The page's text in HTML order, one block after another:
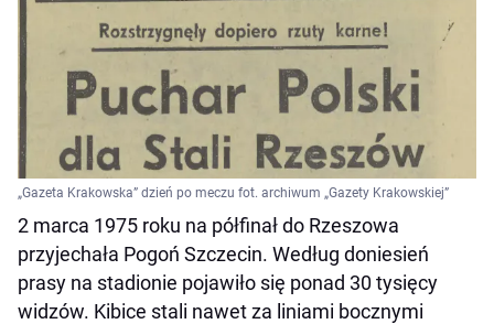
„Gazeta Krakowska” dzień po meczu fot. archiwum „Gazety Krakowskiej”
2 marca 1975 roku na półfinał do Rzeszowa
przyjechała Pogoń Szczecin. Według doniesień
prasy na stadionie pojawiło się ponad 30 tysięcy
widzów. Kibice stali nawet za liniami bocznymi